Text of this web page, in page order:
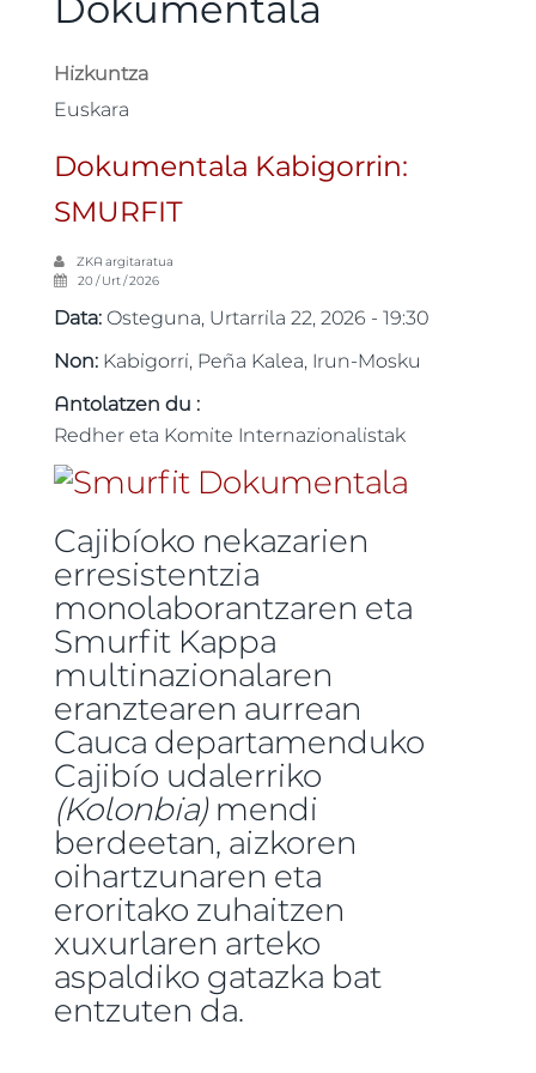
Dokumentala
Hizkuntza
Euskara
Dokumentala Kabigorrin:
SMURFIT
ZKA argitaratua
20 / Urt / 2026
Data:Osteguna, Urtarrila 22, 2026 - 19:30
Non: Kabigorri, Peña Kalea, Irun-Mosku
Antolatzen du :
Redher eta Komite Internazionalistak
Cajibíoko nekazarien
erresistentzia
monolaborantzaren eta
Smurfit Kappa
multinazionalaren
eranztearen aurrean
Cauca departamenduko
Cajibío udalerriko
(Kolonbia)mendi
berdeetan, aizkoren
oihartzunaren eta
eroritako zuhaitzen
xuxurlaren arteko
aspaldiko gatazka bat
entzuten da.